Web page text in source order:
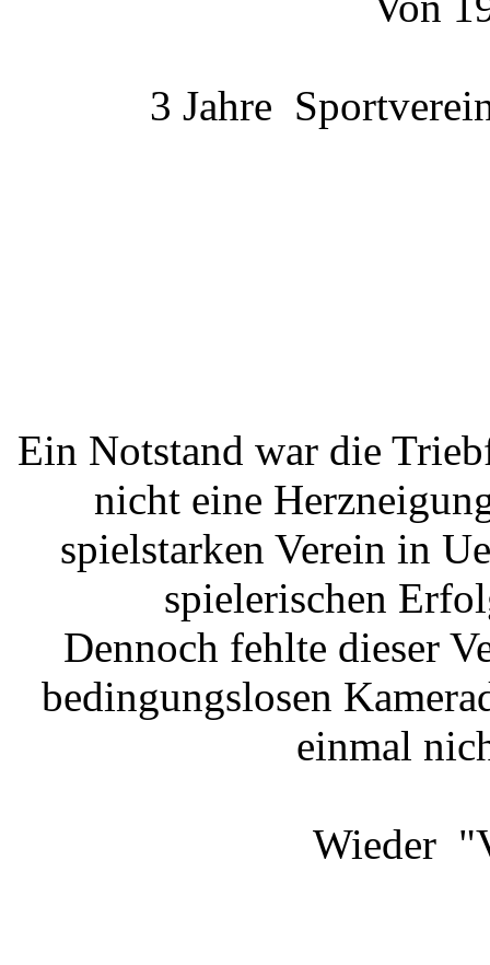
3 Jahre
Ein Notstand war die
nicht eine
spielstarken Verein in
spielerischen
Dennoch fehlte dieser
bedingungslosen
einmal
Wieder